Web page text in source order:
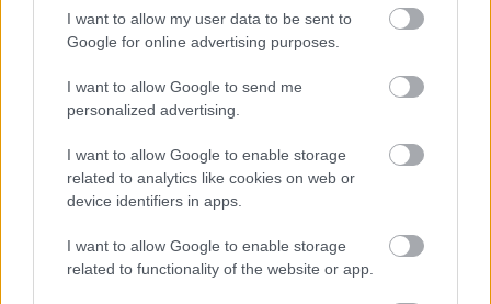
I want to allow my user data to be sent to
Google for online advertising purposes.
I want to allow Google to send me
personalized advertising.
I want to allow Google to enable storage
related to analytics like cookies on web or
device identifiers in apps.
I want to allow Google to enable storage
related to functionality of the website or app.
Fuss Lajos, fuss!
Kósa Lajos (fidesz) emlékére- Elmondom, mi
történt valójában. A német hölgy keresett ehhez a
rengeteg pénzhez egy igazi befektető gurut. Először
Soros Györgyöt hívta, mégiscsak egy kaliber az, aki
képes volt bedönteni az angol fontot is. De Soros